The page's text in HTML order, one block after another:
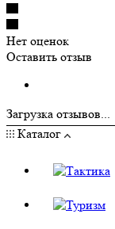
Нет оценок
Оставить отзыв
Загрузка отзывов...
Каталог